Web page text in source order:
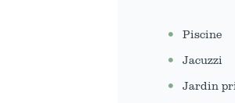
Piscine
Jacuzzi
Jardin